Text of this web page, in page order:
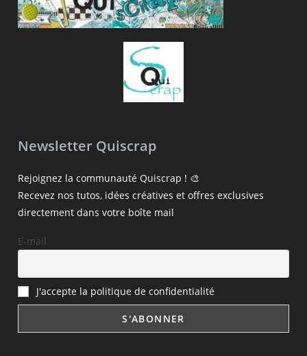
Newsletter Quiscrap
Rejoignez la communauté Quiscrap ! 🎨
Recevez nos tutos, idées créatives et offres exclusives
directement dans votre boîte mail
E-mail
J'accepte la politique de confidentialité